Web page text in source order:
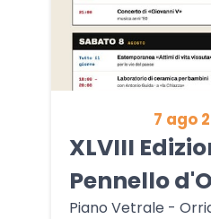
7 ago
XLVIII
Pennello
Piano Vetrale -